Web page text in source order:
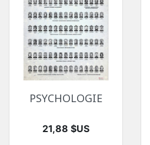
PSYCHOLOGIE
Prix
21,88 $US